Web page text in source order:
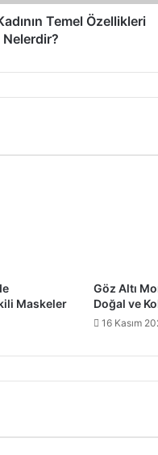
Temel Özellikleri
Nelerdir?
Maskeler
Göz Altı
Doğal ve
16 Kasım